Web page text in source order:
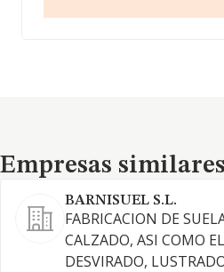
Empresas similares
Empresas similares
BARNISUEL S.L.
FABRICACION DE
CALZADO, ASI COMO
DESVIRADO,